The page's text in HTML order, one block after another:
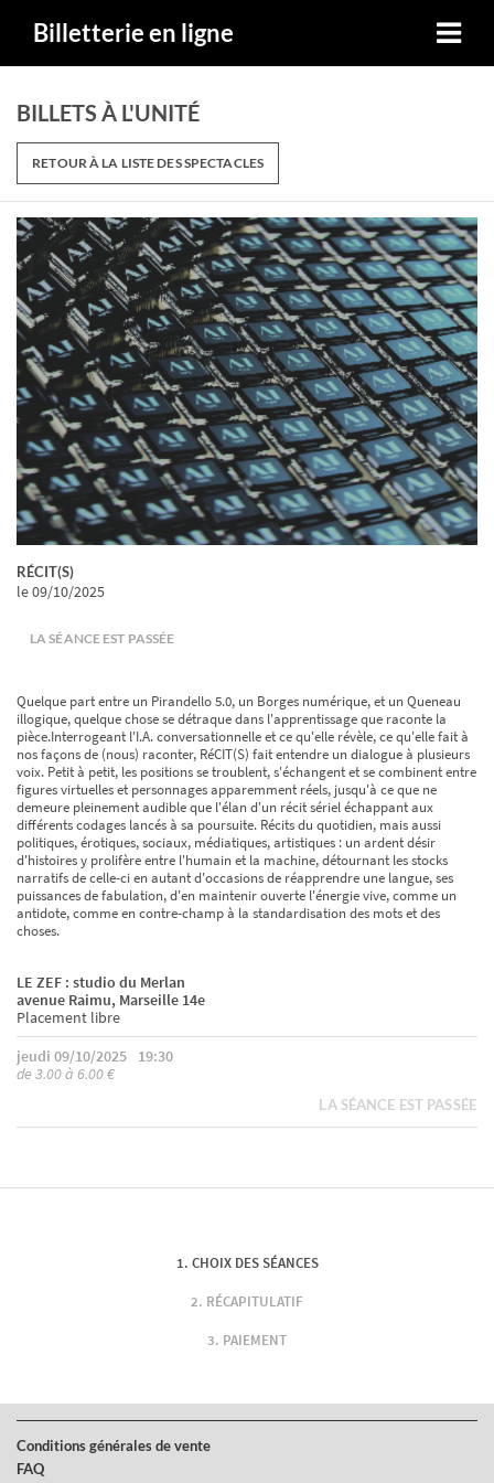
Billetterie en ligne
BILLETS À L'UNITÉ
RETOUR À LA LISTE DES SPECTACLES
RÉCIT(S)
le 09/10/2025
LA SÉANCE EST PASSÉE
Quelque part entre un Pirandello 5.0, un Borges numérique, et un Queneau
illogique, quelque chose se détraque dans l'apprentissage que raconte la
pièce.Interrogeant l'I.A. conversationnelle et ce qu'elle révèle, ce qu'elle fait à
nos façons de (nous) raconter, RéCIT(S) fait entendre un dialogue à plusieurs
voix. Petit à petit, les positions se troublent, s'échangent et se combinent entre
figures virtuelles et personnages apparemment réels, jusqu'à ce que ne
demeure pleinement audible que l'élan d'un récit sériel échappant aux
différents codages lancés à sa poursuite. Récits du quotidien, mais aussi
politiques, érotiques, sociaux, médiatiques, artistiques : un ardent désir
d'histoires y prolifère entre l'humain et la machine, détournant les stocks
narratifs de celle-ci en autant d'occasions de réapprendre une langue, ses
puissances de fabulation, d'en maintenir ouverte l'énergie vive, comme un
antidote, comme en contre-champ à la standardisation des mots et des
choses.
LE ZEF : studio du Merlan
avenue Raimu, Marseille 14e
Placement libre
jeudi 09/10/2025
19:30
de 3.00 à 6.00 €
LA SÉANCE EST PASSÉE
CHOIX DES SÉANCES
RÉCAPITULATIF
PAIEMENT
Conditions générales de vente
FAQ